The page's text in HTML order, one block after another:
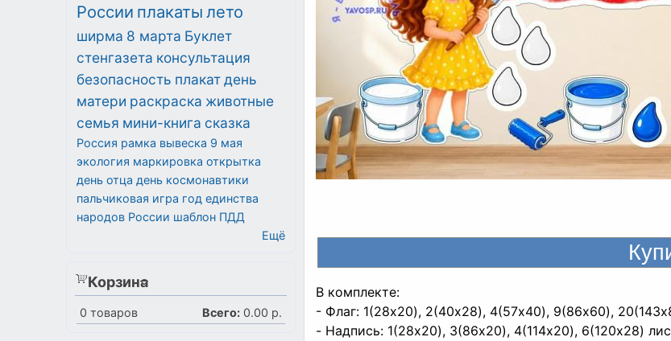
В комплекте:
- Флаг: 1(28x20), 2(40x28), 4(57x40), 9(86x60),
- Надпись: 1(28x20), 3(86x20), 4(114x20), 6(120x28)
России плакаты лето
ширма 8 марта Буклет
стенгазета консультация
безопасность плакатдень
матери раскраска животные
семья мини-книга сказка
Россия рамка вывеска 9 мая
экология маркировка открытка
день отца день космонавтики
пальчиковая игра год единства
народов России шаблон ПДД
Ещё
Корзина
0 товаров Всего: 0.00 р.